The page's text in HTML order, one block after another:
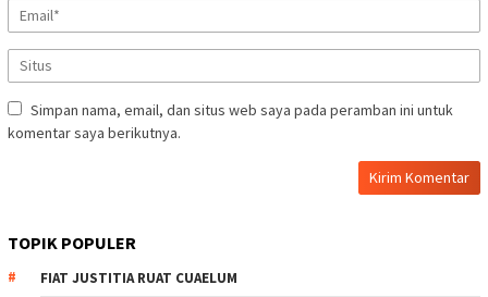
Simpan nama, email, dan situs web saya pada peramban ini untuk
komentar saya berikutnya.
TOPIK POPULER
FIAT JUSTITIA RUAT CUAELUM